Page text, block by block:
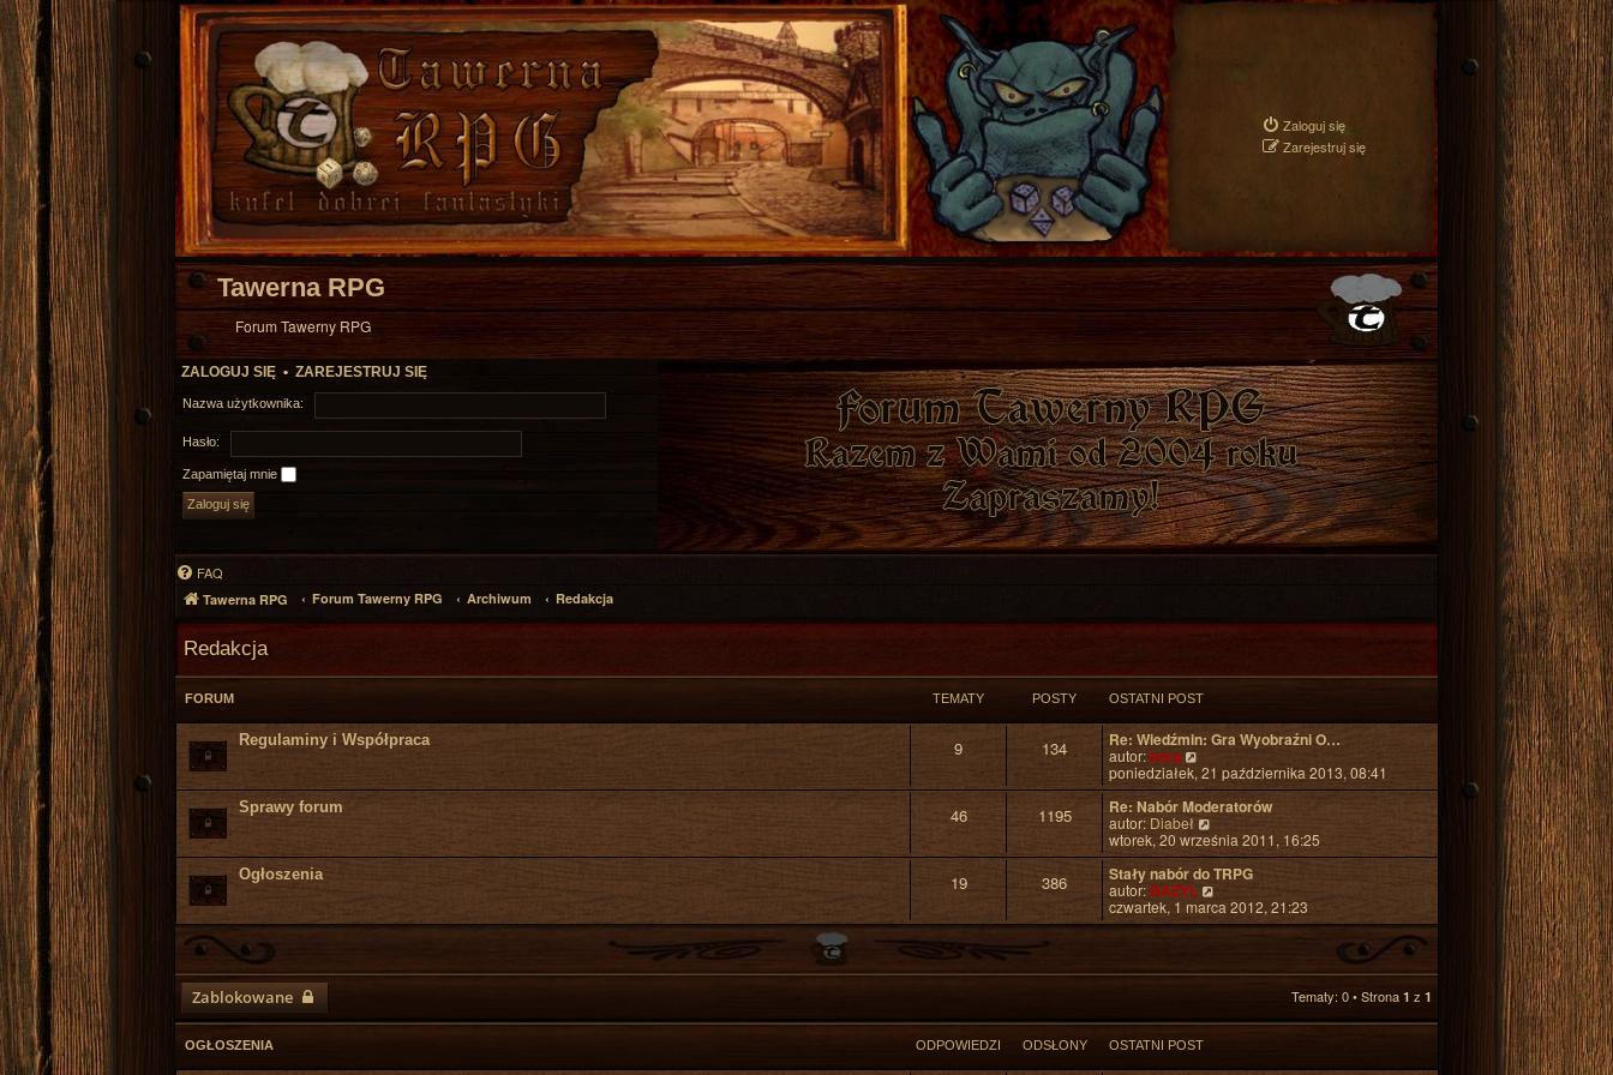
Zaloguj się
Zarejestruj się
Tawerna RPG
Forum Tawerny RPG
ZALOGUJ SIĘ • ZAREJESTRUJ SIĘ
Nazwa użytkownika:
Hasło:
Zapamiętaj mnie
FAQ
Tawerna RPG Forum Tawerny RPG Archiwum Redakcja
Redakcja
FORUM TEMATY POSTY OSTATNI POST
Regulaminy i Współpraca 9 134 Re: Wiedźmin: Gra Wyobraźni O…
autor:borg
y
ś
w
i
e
t
l
n
a
j
w
y
p
o
poniedziałek, 21 października 2013, 08:41
Sprawy forum 46 1195 Re: Nabór Moderatorów
autor: Diabeł
W
y
ś
w
i
e
t
a
o
wtorek, 20 września 2011, 16:25
Ogłoszenia 19 386 Stały nabór do TRPG
autor: BAZYL
W
y
ś
e
n
czwartek, 1 marca 2012, 21:23
Zablokowane Tematy: 0 • Strona 1 z 1
OGŁOSZENIA ODPOWIEDZI ODSŁONY OSTATNI POST